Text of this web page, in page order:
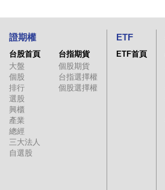
證期權
台股首頁
大盤
個股
排行
選股
興櫃
產業
總經
三大法人
自選股
台指期貨
個股期貨
台指選擇權
個股選擇權
ETF
ETF首頁